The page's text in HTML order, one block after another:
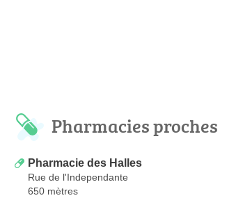
Pharmacies proches
Pharmacie des Halles
Rue de l'Independante
650 mètres